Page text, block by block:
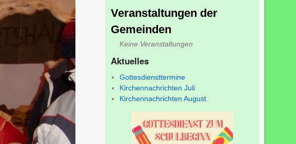
Veranstaltungen der
Gemeinden
Keine Veranstaltungen
Aktuelles
Gottesdiensttermine
Kirchennachrichten Juli
Kirchennachrichten August